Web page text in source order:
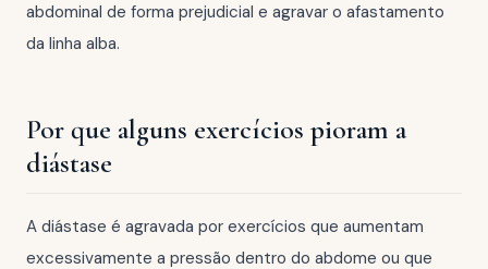
abdominal de forma prejudicial e agravar o afastamento
da linha alba.
Por que alguns exercícios pioram a
diástase
A diástase é agravada por exercícios que aumentam
excessivamente a pressão dentro do abdome ou que